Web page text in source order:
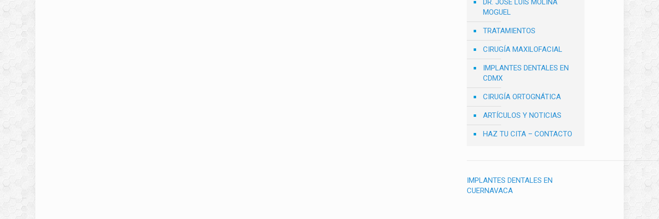
DR. JOSÉ LUIS MOLINA
MOGUEL
TRATAMIENTOS
CIRUGÍA MAXILOFACIAL
IMPLANTES DENTALES EN
CDMX
CIRUGÍA ORTOGNÁTICA
ARTÍCULOS Y NOTICIAS
HAZ TU CITA – CONTACTO
IMPLANTES DENTALES EN
CUERNAVACA